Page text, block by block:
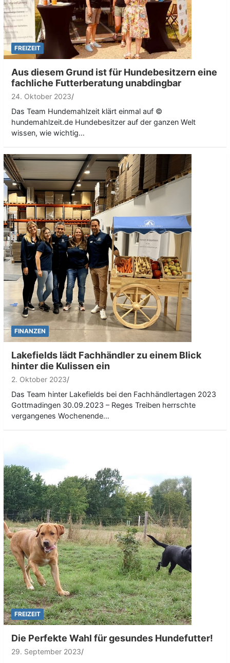
FREIZEIT
Aus diesem Grund ist für Hundebesitzern eine
fachliche Futterberatung unabdingbar
24. Oktober 2023
Das Team Hundemahlzeit klärt einmal auf ©
hundemahlzeit.de Hundebesitzer auf der ganzen Welt
wissen, wie wichtig…
FINANZEN
Lakefields lädt Fachhändler zu einem Blick
hinter die Kulissen ein
2. Oktober 2023
Das Team hinter Lakefields bei den Fachhändlertagen 2023
Gottmadingen 30.09.2023 – Reges Treiben herrschte
vergangenes Wochenende…
FREIZEIT
Die Perfekte Wahl für gesundes Hundefutter!
29. September 2023